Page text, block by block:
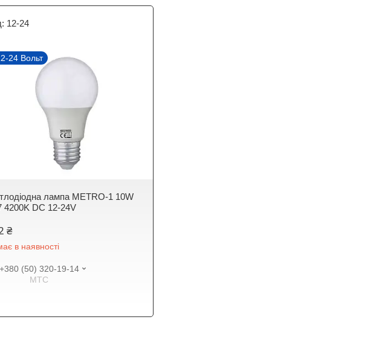
12-24
24 Вольт
лампа METRO-1 10W
4200K DC 12-24V
₴
в наявності
+380 (50) 320-19-14
МТС